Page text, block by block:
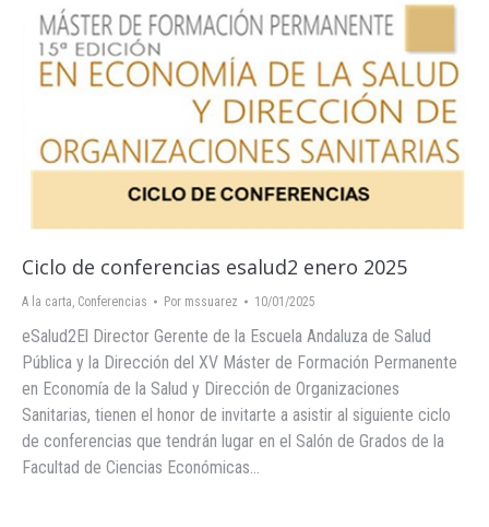
Ciclo de conferencias esalud2 enero 2025
A la carta, Conferencias Por mssuarez 10/01/2025
eSalud2El Director Gerente de la Escuela Andaluza de Salud
Pública y la Dirección del XV Máster de Formación Permanente
en Economía de la Salud y Dirección de Organizaciones
Sanitarias, tienen el honor de invitarte a asistir al siguiente ciclo
de conferencias que tendrán lugar en el Salón de Grados de la
Facultad de Ciencias Económicas…